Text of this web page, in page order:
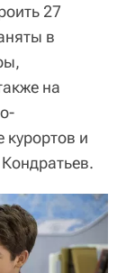
27
в
на
курортов и